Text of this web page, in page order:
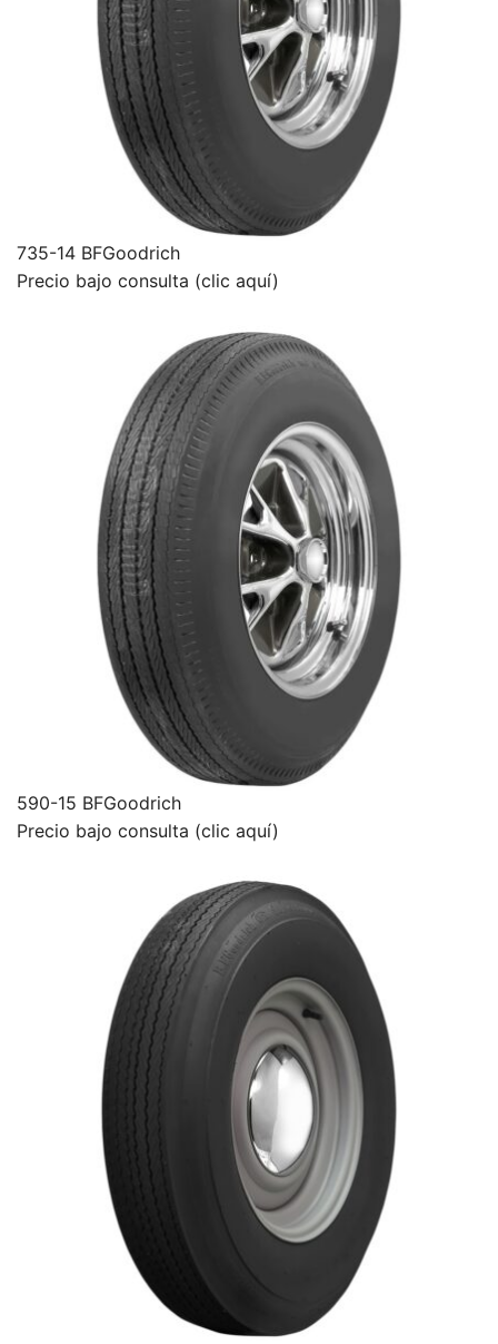
735-14 BFGoodrich
Precio bajo consulta (clic aquí)
590-15 BFGoodrich
Precio bajo consulta (clic aquí)